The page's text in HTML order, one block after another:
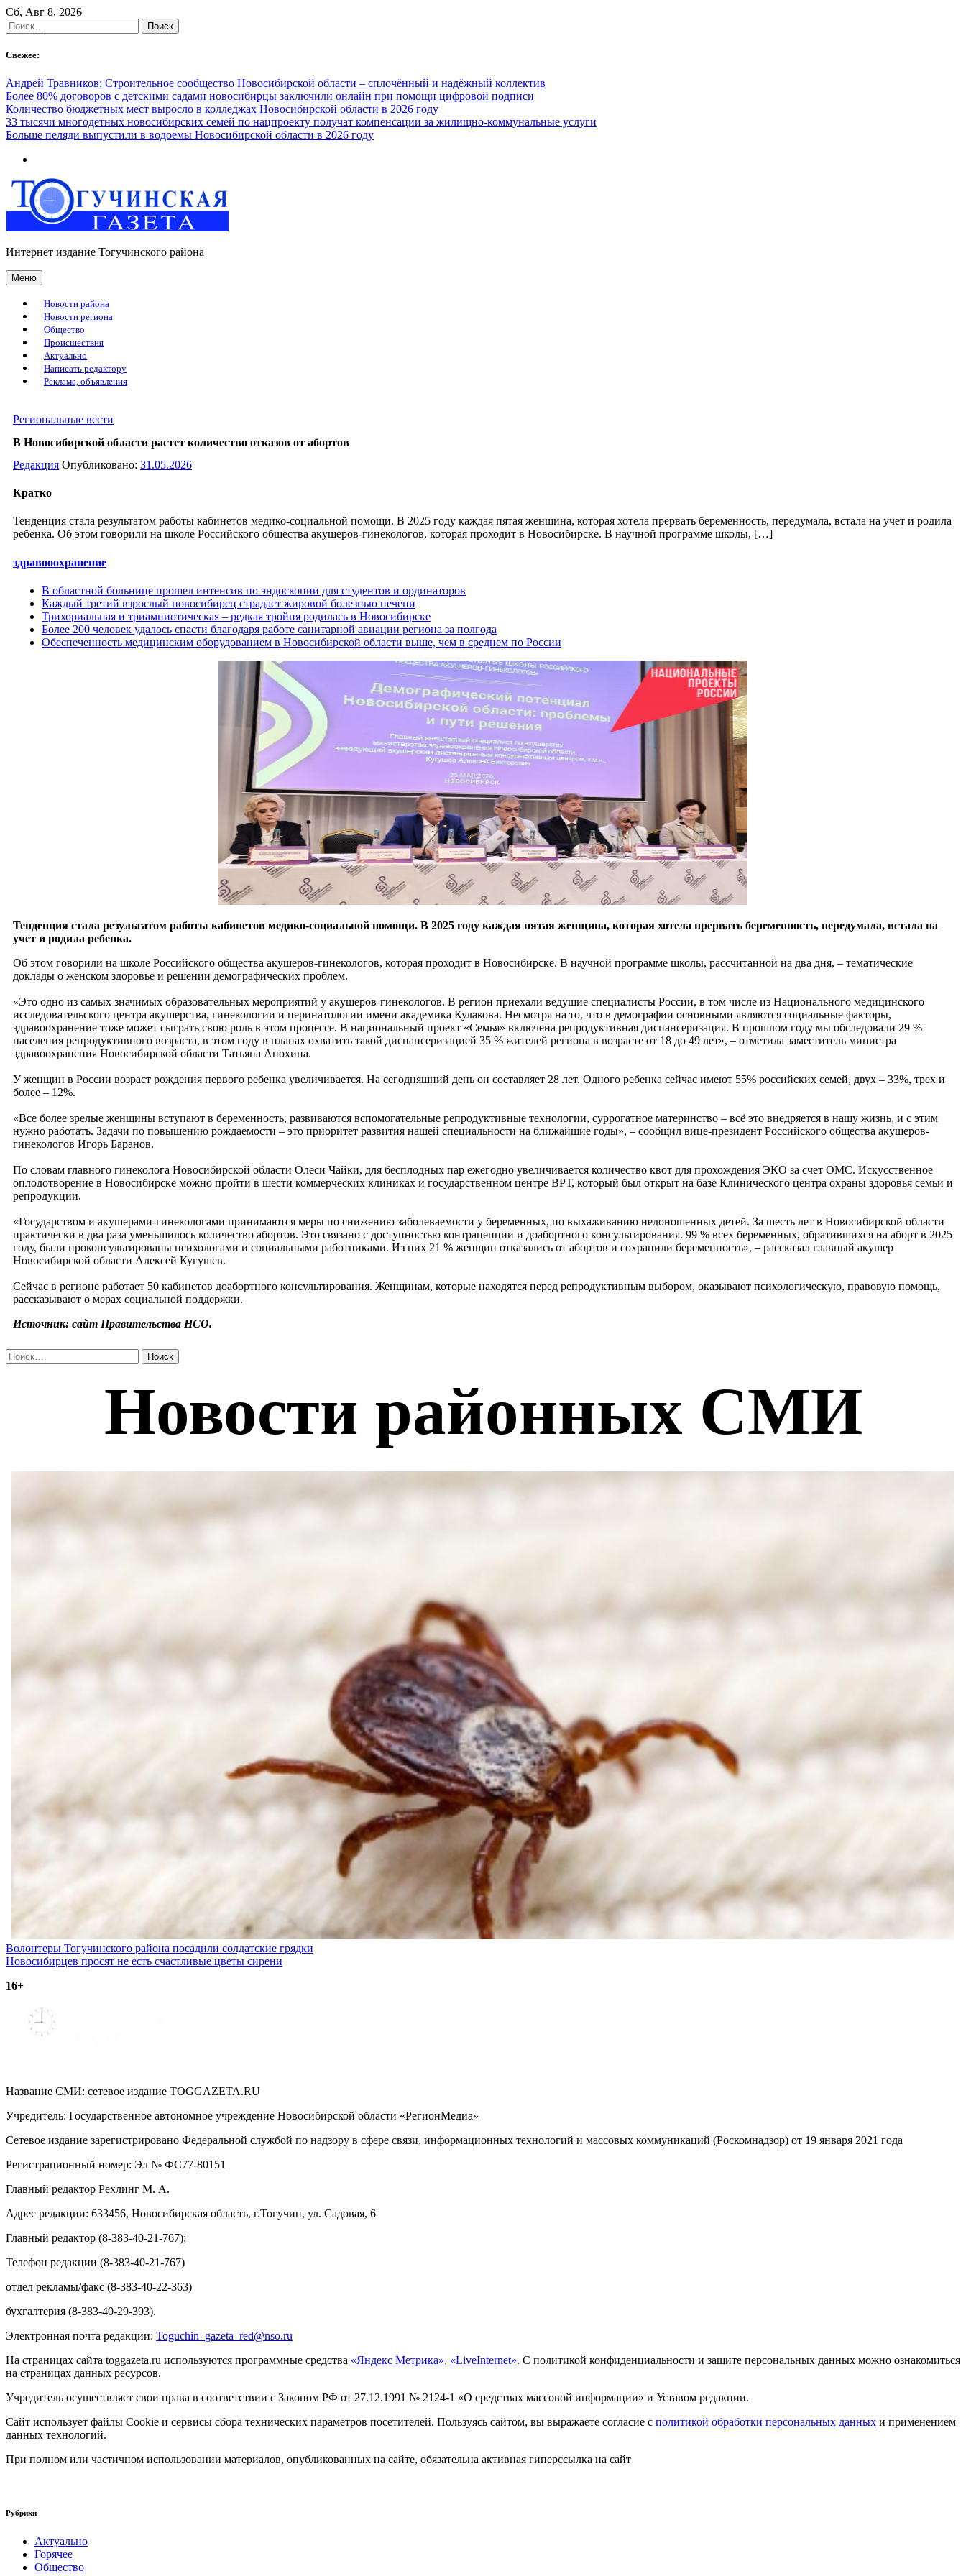
Skip
to
content
Сб, Авг 8, 2026
Найти:
Свежее:
Андрей Травников: Строительное сообщество Новосибирской области – сплочённый и надёжный коллектив
Более 80% договоров с детскими садами новосибирцы заключили онлайн при помощи цифровой подписи
Количество бюджетных мест выросло в колледжах Новосибирской области в 2026 году
33 тысячи многодетных новосибирских семей по нацпроекту получат компенсации за жилищно-коммунальные услуги
Больше пеляди выпустили в водоемы Новосибирской области в 2026 году
Интернет издание Тогучинского района
Меню
Новости района
Новости региона
Общество
Происшествия
Актуально
Написать редактору
Реклама, объявления
Региональные вести
В Новосибирской области растет количество отказов от абортов
Редакция Опубликовано: 31.05.2026
Кратко
Тенденция стала результатом работы кабинетов медико-социальной помощи. В 2025 году каждая пятая женщина, которая хотела прервать беременность, передумала, встала на учет и родила
ребенка. Об этом говорили на школе Российского общества акушеров-гинекологов, которая проходит в Новосибирске. В научной программе школы, […]
здравооохранение
В областной больнице прошел интенсив по эндоскопии для студентов и ординаторов
Каждый третий взрослый новосибирец страдает жировой болезнью печени
Трихориальная и триамниотическая – редкая тройня родилась в Новосибирске
Более 200 человек удалось спасти благодаря работе санитарной авиации региона за полгода
Обеспеченность медицинским оборудованием в Новосибирской области выше, чем в среднем по России
Тенденция стала результатом работы кабинетов медико-социальной помощи. В 2025 году каждая пятая женщина, которая хотела прервать беременность, передумала, встала на
учет и родила ребенка.
Об этом говорили на школе Российского общества акушеров-гинекологов, которая проходит в Новосибирске. В научной программе школы, рассчитанной на два дня, – тематические
доклады о женском здоровье и решении демографических проблем.
«Это одно из самых значимых образовательных мероприятий у акушеров-гинекологов. В регион приехали ведущие специалисты России, в том числе из Национального медицинского
исследовательского центра акушерства, гинекологии и перинатологии имени академика Кулакова. Несмотря на то, что в демографии основными являются социальные факторы,
здравоохранение тоже может сыграть свою роль в этом процессе. В национальный проект «Семья» включена репродуктивная диспансеризация. В прошлом году мы обследовали 29 %
населения репродуктивного возраста, в этом году в планах охватить такой диспансеризацией 35 % жителей региона в возрасте от 18 до 49 лет», – отметила заместитель министра
здравоохранения Новосибирской области Татьяна Анохина.
У женщин в России возраст рождения первого ребенка увеличивается. На сегодняшний день он составляет 28 лет. Одного ребенка сейчас имеют 55% российских семей, двух – 33%, трех и
более – 12%.
«Все более зрелые женщины вступают в беременность, развиваются вспомогательные репродуктивные технологии, суррогатное материнство – всё это внедряется в нашу жизнь, и с этим
нужно работать. Задачи по повышению рождаемости – это приоритет развития нашей специальности на ближайшие годы», – сообщил вице-президент Российского общества акушеров-
гинекологов Игорь Баранов.
По словам главного гинеколога Новосибирской области Олеси Чайки, для бесплодных пар ежегодно увеличивается количество квот для прохождения ЭКО за счет ОМС. Искусственное
оплодотворение в Новосибирске можно пройти в шести коммерческих клиниках и государственном центре ВРТ, который был открыт на базе Клинического центра охраны здоровья семьи и
репродукции.
«Государством и акушерами-гинекологами принимаются меры по снижению заболеваемости у беременных, по выхаживанию недоношенных детей. За шесть лет в Новосибирской области
практически в два раза уменьшилось количество абортов. Это связано с доступностью контрацепции и доабортного консультирования. 99 % всех беременных, обратившихся на аборт в 2025
году, были проконсультированы психологами и социальными работниками. Из них 21 % женщин отказались от абортов и сохранили беременность», – рассказал главный акушер
Новосибирской области Алексей Кугушев.
Сейчас в регионе работает 50 кабинетов доабортного консультирования. Женщинам, которые находятся перед репродуктивным выбором, оказывают психологическую, правовую помощь,
рассказывают о мерах социальной поддержки.
Источник: сайт Правительства НСО.
Найти:
Навигация
по
записям
Волонтеры Тогучинского района посадили солдатские грядки
Новосибирцев просят не есть счастливые цветы сирени
16+
Название СМИ: cетевое издание TOGGAZETA.RU
Учредитель: Государственное автономное учреждение Новосибирской области «РегионМедиа»
Сетевое издание зарегистрировано Федеральной службой по надзору в сфере связи, информационных технологий и массовых коммуникаций (Роскомнадзор) от 19 января 2021 года
Регистрационный номер: Эл № ФС77-80151
Главный редактор Рехлинг М. А.
Адрес редакции: 633456, Новосибирская область, г.Тогучин, ул. Садовая, 6
Главный редактор (8-383-40-21-767);
Телефон редакции (8-383-40-21-767)
отдел рекламы/факс (8-383-40-22-363)
бухгалтерия (8-383-40-29-393).
Электронная почта редакции: Toguchin gazeta red@nso.ru
На страницах сайта toggazeta.ru используются программные средства «Яндекс Метрика», «LiveInternet». С политикой конфиденциальности и защите персональных данных можно ознакомиться
на страницах данных ресурсов.
Учредитель осуществляет свои права в соответствии с Законом РФ от 27.12.1991 № 2124-1 «О средствах массовой информации» и Уставом редакции.
Сайт использует файлы Cookie и сервисы сбора технических параметров посетителей. Пользуясь сайтом, вы выражаете согласие с политикой обработки персональных данных и применением
данных технологий.
При полном или частичном использовании материалов, опубликованных на сайте, обязательна активная гиперссылка на сайт
Рубрики
Актуально
Горячее
Общество